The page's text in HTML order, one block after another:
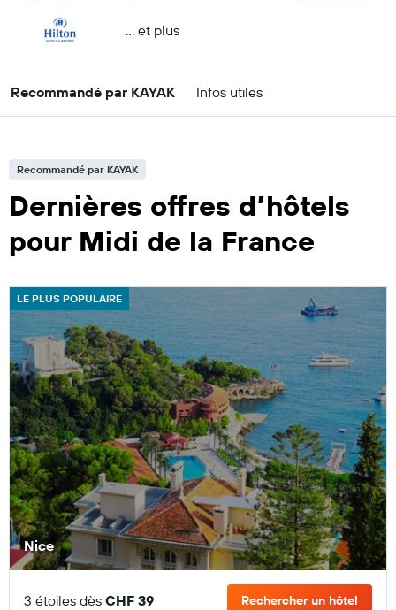
… et plus
Recommandé par KAYAK Infos utiles
Recommandé par KAYAK
Dernières offres d’hôtels
pour Midi de la France
LE PLUS POPULAIRE
Nice
3 étoiles dès CHF 39 Rechercher un hôtel